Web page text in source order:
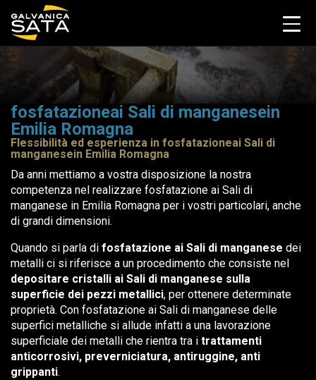
fosfatazioneai Sali di manganesein
Emilia Romagna
Flessibilità ed esperienza in fosfatazioneai Sali di
manganesein Emilia Romagna
Da anni mettiamo a vostra disposizione la nostra
competenza nel realizzare fosfatazione ai Sali di
manganese in Emilia Romagna per i vostri particolari, anche
di grandi dimensioni.
Quando si parla di fosfatazione ai Sali di manganese dei
metalli ci si riferisce a un procedimento che consiste nel
depositare cristalli ai Sali di manganese sulla
superficie dei pezzi metallici, per ottenere determinate
proprietà. Con fosfatazione ai Sali di manganese delle
superfici metalliche si allude infatti a una lavorazione
superficiale dei metalli che rientra tra i trattamenti
anticorrosivi, preverniciatura, antiruggine, anti
grippanti.